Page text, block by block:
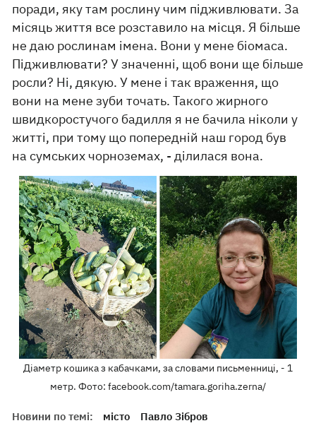
поради, яку там рослину чим підживлювати. За
місяць життя все розставило на місця. Я більше
не даю рослинам імена. Вони у мене біомаса.
Підживлювати? У значенні, щоб вони ще більше
росли? Ні, дякую. У мене і так враження, що
вони на мене зуби точать. Такого жирного
швидкоростучого бадилля я не бачила ніколи у
житті, при тому що попередній наш город був
на сумських чорноземах, - ділилася вона.
Діаметр кошика з кабачками, за словами письменниці, - 1
метр. Фото: facebook.com/tamara.goriha.zerna/
Новини по темі: місто
Павло Зібров